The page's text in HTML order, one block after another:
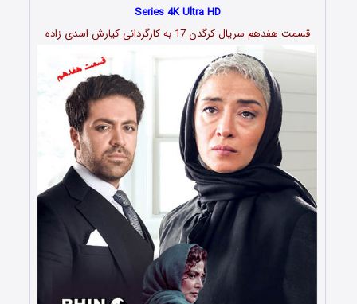
Series 4K Ultra HD
قسمت هفدهم سریال کرگدن 17 به کارگردانی کیارش
اسدى زاده